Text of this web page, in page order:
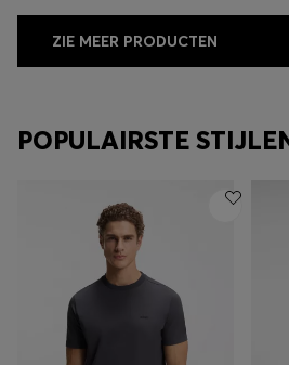
ZIE MEER PRODUCTEN
POPULAIRSTE